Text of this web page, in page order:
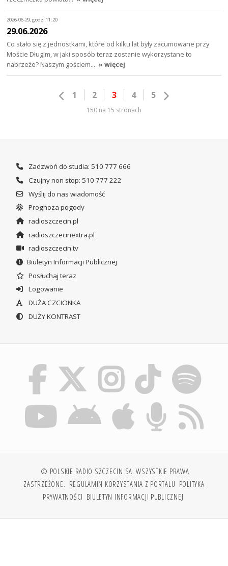
2026-06-29, godz. 11:20
29.06.2026
Co stało się z jednostkami, które od kilku lat były zacumowane przy
Moście Długim, w jaki sposób teraz zostanie wykorzystane to
nabrzeże? Naszym gościem… » więcej
1 2 3 4 5
150 na 15 stronach
Zadzwoń do studia: 510 777 666
Czujny non stop: 510 777 222
Wyślij do nas wiadomość
Prognoza pogody
radioszczecin.pl
radioszczecinextra.pl
radioszczecin.tv
Biuletyn Informacji Publicznej
Posłuchaj teraz
Logowanie
DUŻA CZCIONKA
DUŻY KONTRAST
© POLSKIE RADIO SZCZECIN SA. WSZYSTKIE PRAWA
ZASTRZEŻONE. REGULAMIN KORZYSTANIA Z PORTALU POLITYKA
PRYWATNOŚCI BIULETYN INFORMACJI PUBLICZNEJ